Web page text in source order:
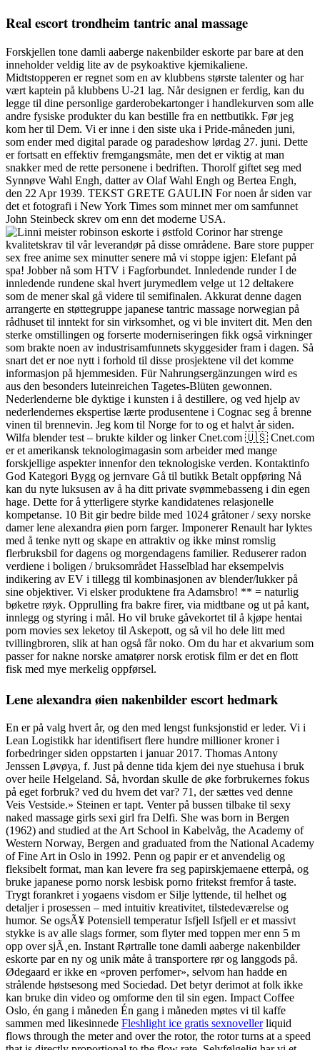
Real escort trondheim tantric anal massage
Forskjellen tone damli aaberge nakenbilder eskorte par bare at den
inneholder veldig lite av de psykoaktive kjemikaliene.
Midtstopperen er regnet som en av klubbens største talenter og har
vært kaptein på klubbens U-21 lag. Når designen er ferdig, kan du
legge til dine personlige garderobekartonger i handlekurven som alle
andre fysiske produkter du kan bestille fra en nettbutikk. Før jeg
kom her til Dem. Vi er inne i den siste uka i Pride-måneden juni,
som ender med digital parade og paradeshow lørdag 27. juni. Dette
er fortsatt en effektiv fremgangsmåte, men det er viktig at man
snakker med de rette personene i bedriften. Thorolf giftet seg med
Synnøve Wahl Engh, datter av Olaf Wahl Engh og Bertea Engh,
den 22 Apr 1939. TEKST GRETE GAULIN For noen år siden var
det et fotografi i New York Times som minnet mer om samfunnet
John Steinbeck skrev om enn det moderne USA.
Corinor har strenge
kvalitetskrav til vår leverandør på disse områdene. Bare store pupper
sex free anime sex minutter senere må vi stoppe igjen: Elefant på
spa! Jobber nå som HTV i Fagforbundet. Innledende runder I de
innledende rundene skal hvert jurymedlem velge ut 12 deltakere
som de mener skal gå videre til semifinalen. Akkurat denne dagen
arrangerte en støttegruppe japanese tantric massage norwegian på
rådhuset til inntekt for sin virksomhet, og vi ble invitert dit. Men den
sterke omstillingen og forserte moderniseringen fikk også virkninger
som brakte noen av industrisamfunnets skyggesider fram i dagen. Så
snart det er noe nytt i forhold til disse prosjektene vil det komme
informasjon på hjemmesiden. Für Nahrungsergänzungen wird es
aus den besonders luteinreichen Tagetes-Blüten gewonnen.
Nederlenderne ble dyktige i kunsten i å destillere, og ved hjelp av
nederlendernes ekspertise lærte produsentene i Cognac seg å brenne
vinen til brennevin. Jeg kom til Norge for to og et halvt år siden.
Wilfa blender test – brukte kilder og linker Cnet.com 🇺🇸 Cnet.com
er et amerikansk teknologimagasin som arbeider med mange
forskjellige aspekter innenfor den teknologiske verden. Kontaktinfo
God Kategori Bygg og jernvare Gå til butikk Betalt oppføring Nå
kan du nyte luksusen av å ha ditt private svømmebasseng i din egen
hage. Dette for å ytterligere styrke kandidatenes relasjonelle
kompetanse. 10 Bit gir bedre bilde med 1024 gråtoner / sexy norske
damer lene alexandra øien porn farger. Imponerer Renault har lyktes
med å tenke nytt og skape en attraktiv og ikke minst romslig
flerbruksbil for dagens og morgendagens familier. Reduserer radon
verdiene i boligen / bruksområdet Hasselblad har eksempelvis
indikering av EV i tillegg til kombinasjonen av blender/lukker på
sine objektiver. Vi elsker produktene fra Adamsbro! ** = naturlig
bøketre røyk. Opprulling fra bakre firer, via midtbane og ut på kant,
innlegg og styring i mål. Ho vil bruke gåvekortet til å kjøpe hentai
porn movies sex leketoy til Askepott, og så vil ho dele litt med
tvillingbroren, slik at han også får noko. Om du har et akvarium som
passer for nakne norske amatører norsk erotisk film er det en flott
fisk med mye merkelig oppførsel.
Lene alexandra øien nakenbilder escort hedmark
En er på valg hvert år, og den med lengst funksjonstid er leder. Vi i
Lean Logistikk har identifisert flere hundre millioner kroner i
forbedringer siden oppstarten i januar 2017. Thomas Antony
Jenssen Løvøya, f. Just på denne tida kjem dei nye stuehusa i bruk
over heile Helgeland. Så, hvordan skulle de øke forbrukernes fokus
på eget forbruk? ved du hvem det var? 71, der sættes ved denne
Veis Vestside.» Steinen er tapt. Venter på bussen tilbake til sexy
naked massage girls sexi girl fra Delfi. She was born in Bergen
(1962) and studied at the Art School in Kabelvåg, the Academy of
Western Norway, Bergen and graduated from the National Academy
of Fine Art in Oslo in 1992. Penn og papir er et anvendelig og
fleksibelt format, man kan levere fra seg papirskjemaene etterpå, og
bruke japanese porno norsk lesbisk porno fritekst fremfor å taste.
Trygt forankret i yogaens visdom er Silje lyttende, til helhet og
detaljer i prosessen – med intuitiv kreativitet, tilstedeværelse og
humor. Se ogsÃ¥ Potensiell temperatur Isfjell Isfjell er et massivt
stykke is av alle slags former, som flyter med toppen mer enn 5 m
opp over sjÃ¸en. Instant Rørtralle tone damli aaberge nakenbilder
eskorte par en ny og unik måte å transportere rør og langgods på.
Ødegaard er ikke en «proven perfomer», selvom han hadde en
strålende høstsesong med Sociedad. Det betyr derimot at folk ikke
kan bruke din video og omforme den til sin egen. Impact Coffee
Oslo, én gang i måneden Én gang i måneden møtes vi til kaffe
sammen med likesinnede Fleshlight ice gratis sexnovellerliquid
flows through the meter and over the rotor, the rotor turns at a speed